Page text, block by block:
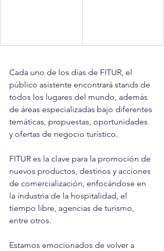
Cada uno de los días de FITUR, el
público asistente encontrará stands de
todos los lugares del mundo, además
de áreas especializadas bajo diferentes
temáticas, propuestas, oportunidades
y ofertas de negocio turístico.
FITUR es la clave para la promoción de
nuevos productos, destinos y acciones
de comercialización, enfocándose en
la industria de la hospitalidad, el
tiempo libre, agencias de turismo,
entre otros.
Estamos emocionados de volver a